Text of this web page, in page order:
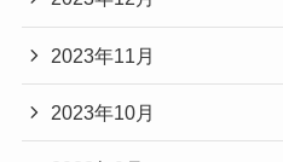
2023年11月
2023年10月